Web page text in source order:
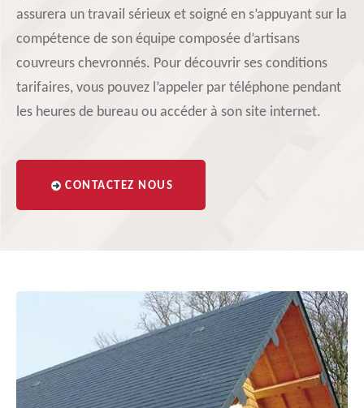
assurera un travail sérieux et soigné en s’appuyant sur la
compétence de son équipe composée d’artisans
couvreurs chevronnés. Pour découvrir ses conditions
tarifaires, vous pouvez l’appeler par téléphone pendant
les heures de bureau ou accéder à son site internet.
CONTACTEZ NOUS